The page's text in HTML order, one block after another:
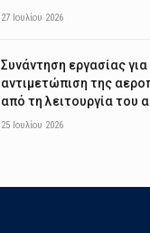
27 Ιουλίου 2026
Συνάντηση εργασίας για
αντιμετώπιση της
από τη λειτουργία του
25 Ιουλίου 2026